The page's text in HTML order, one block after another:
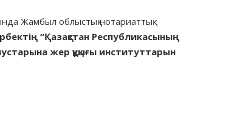
Жамбыл облыстық нотариаттық
“Қазақстан Республикасының
жер құқығы институттарын